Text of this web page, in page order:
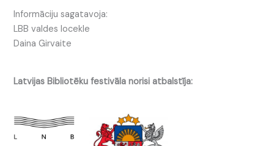
Informāciju sagatavoja:
LBB valdes locekle
Daina Girvaite
Latvijas Bibliotēku festivāla norisi atbalstīja: